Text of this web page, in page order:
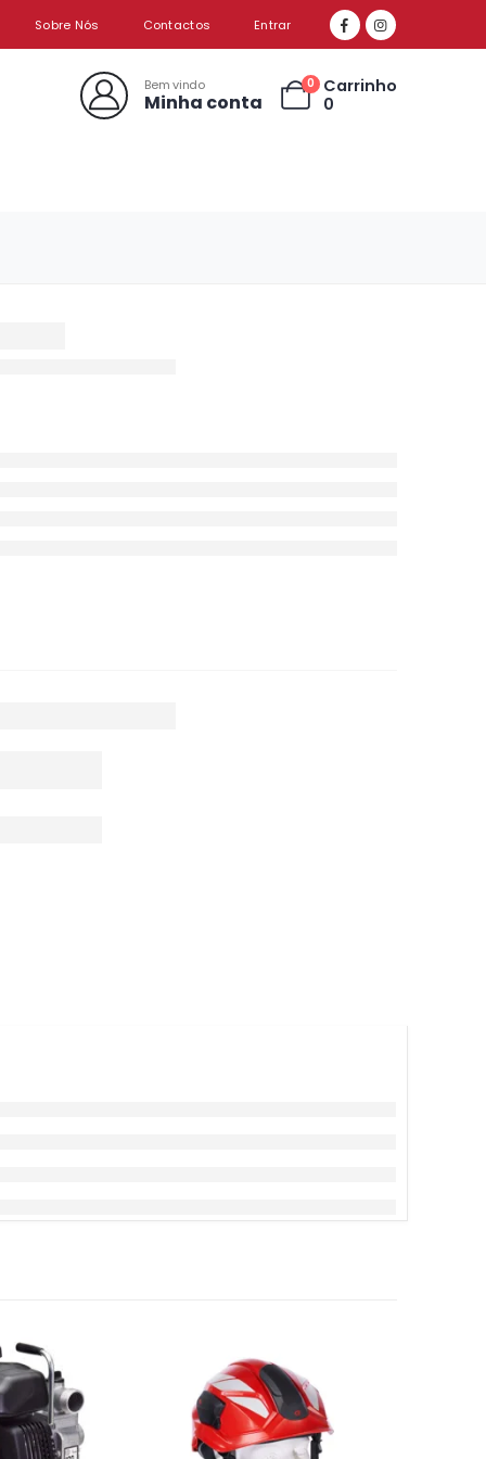
Sobre Nós Contactos Entrar
Bem vindo
Minha conta
0
Carrinho
0